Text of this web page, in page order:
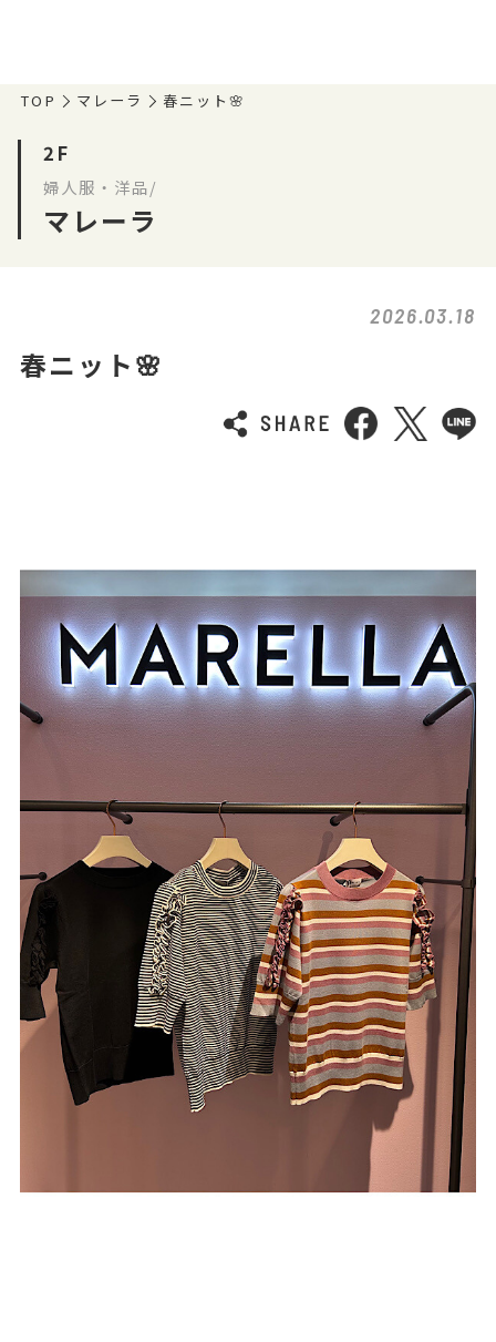
TOP マレーラ 春ニット🌸
2F
婦人服・洋品/
マレーラ
2026.03.18
春ニット🌸